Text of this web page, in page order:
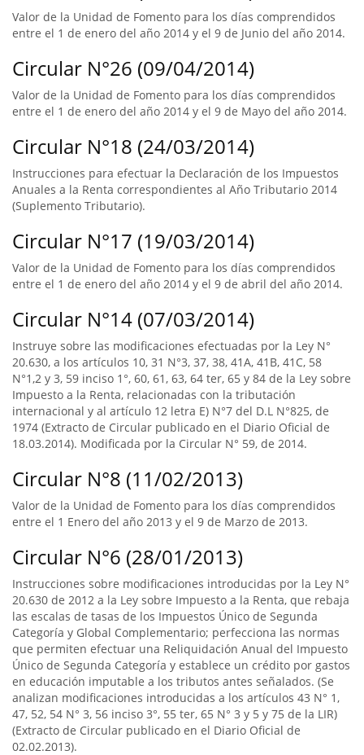
Valor de la Unidad de Fomento para los días comprendidos
entre el 1 de enero del año 2014 y el 9 de Junio del año 2014.
Circular N°26 (09/04/2014)
Valor de la Unidad de Fomento para los días comprendidos
entre el 1 de enero del año 2014 y el 9 de Mayo del año 2014.
Circular N°18 (24/03/2014)
Instrucciones para efectuar la Declaración de los Impuestos
Anuales a la Renta correspondientes al Año Tributario 2014
(Suplemento Tributario).
Circular N°17 (19/03/2014)
Valor de la Unidad de Fomento para los días comprendidos
entre el 1 de enero del año 2014 y el 9 de abril del año 2014.
Circular N°14 (07/03/2014)
Instruye sobre las modificaciones efectuadas por la Ley N°
20.630, a los artículos 10, 31 N°3, 37, 38, 41A, 41B, 41C, 58
N°1,2 y 3, 59 inciso 1°, 60, 61, 63, 64 ter, 65 y 84 de la Ley sobre
Impuesto a la Renta, relacionadas con la tributación
internacional y al artículo 12 letra E) N°7 del D.L N°825, de
1974 (Extracto de Circular publicado en el Diario Oficial de
18.03.2014). Modificada por la Circular N° 59, de 2014.
Circular N°8 (11/02/2013)
Valor de la Unidad de Fomento para los días comprendidos
entre el 1 Enero del año 2013 y el 9 de Marzo de 2013.
Circular N°6 (28/01/2013)
Instrucciones sobre modificaciones introducidas por la Ley N°
20.630 de 2012 a la Ley sobre Impuesto a la Renta, que rebaja
las escalas de tasas de los Impuestos Único de Segunda
Categoría y Global Complementario; perfecciona las normas
que permiten efectuar una Reliquidación Anual del Impuesto
Único de Segunda Categoría y establece un crédito por gastos
en educación imputable a los tributos antes señalados. (Se
analizan modificaciones introducidas a los artículos 43 N° 1,
47, 52, 54 N° 3, 56 inciso 3°, 55 ter, 65 N° 3 y 5 y 75 de la LIR)
(Extracto de Circular publicado en el Diario Oficial de
02.02.2013).